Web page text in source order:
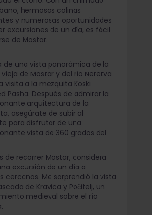
hermosas colinas
y numerosas oportunidades
excursiones de un día, es fácil
de Mostar.
de una vista panorámica de la
de Mostar y del río Neretva
visita a la mezquita Koski
Pasha. Después de admirar la
arquitectura de la
asegúrate de subir al
para disfrutar de una
vista de 360 grados del
de recorrer Mostar, considera
excursión de un día a
cercanos. Me sorprendió la vista
de Kravica y Počitelj, un
medieval sobre el río